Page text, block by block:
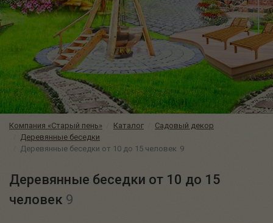
Компания «Старый пень» Каталог
Садовый декор
Деревянные беседки
Деревянные беседки от 10 до 15 человек 9
Деревянные беседки от 10 до 15
человек 9